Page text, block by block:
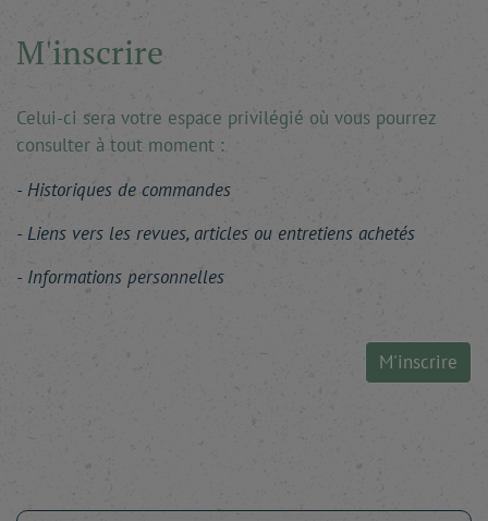
M'inscrire
Celui-ci sera votre espace privilégié où vous pourrez
consulter à tout moment :
Historiques de commandes
Liens vers les revues, articles ou entretiens achetés
Informations personnelles
M'inscrire